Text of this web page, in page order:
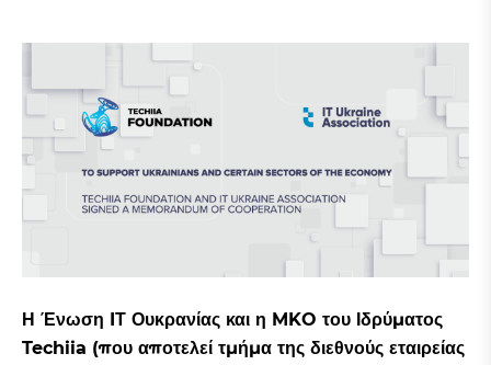
Η Ένωση IΤ Ουκρανίας και η MKO του Ιδρύματος
Techiia (που αποτελεί τμήμα της διεθνούς εταιρείας